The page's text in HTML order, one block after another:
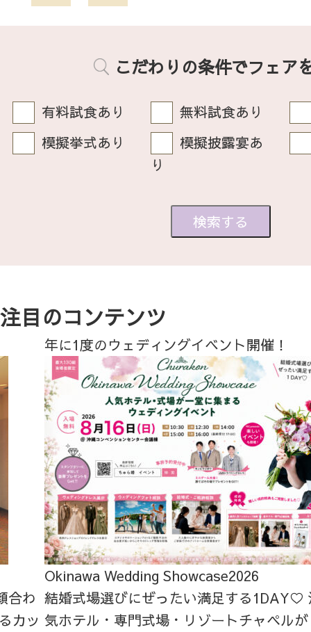
こだわりの条件でフェア
有料試食あり
無料試食あり
模擬挙式あり
模擬披露宴あ
り
注目のコンテンツ
合わ
カッ
年に1度のウェディングイベント開催！
Okinawa Wedding Showcase2026
結婚式場選びにぜったい満足する1DAY♡
気ホテル・専門式場・リゾートチャペル